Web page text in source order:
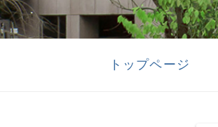
トップページ